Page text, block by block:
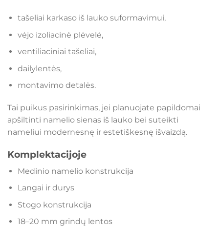
tašeliai karkaso iš lauko suformavimui,
vėjo izoliacinė plėvelė,
ventiliaciniai tašeliai,
dailylentės,
montavimo detalės.
Tai puikus pasirinkimas, jei planuojate papildomai
apšiltinti namelio sienas iš lauko bei suteikti
nameliui modernesnę ir estetiškesnę išvaizdą.
Komplektacijoje
Medinio namelio konstrukcija
Langai ir durys
Stogo konstrukcija
18–20 mm grindų lentos